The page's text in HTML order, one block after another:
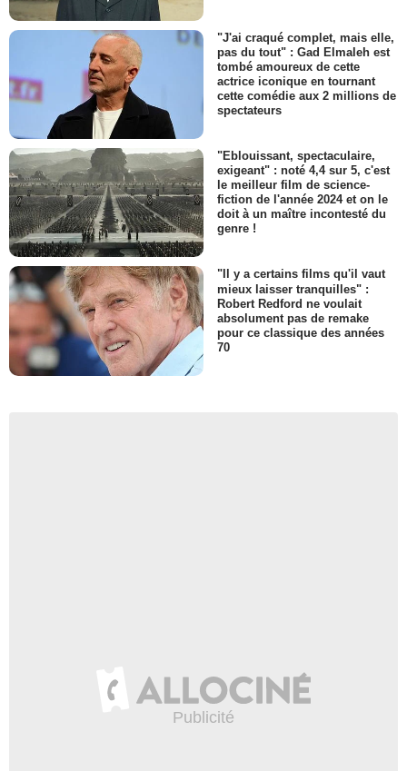
"J'ai craqué complet, mais elle,
pas du tout" : Gad Elmaleh est
tombé amoureux de cette
actrice iconique en tournant
cette comédie aux 2 millions de
spectateurs
"Eblouissant, spectaculaire,
exigeant" : noté 4,4 sur 5, c'est
le meilleur film de science-
fiction de l'année 2024 et on le
doit à un maître incontesté du
genre !
"Il y a certains films qu'il vaut
mieux laisser tranquilles" :
Robert Redford ne voulait
absolument pas de remake
pour ce classique des années
70